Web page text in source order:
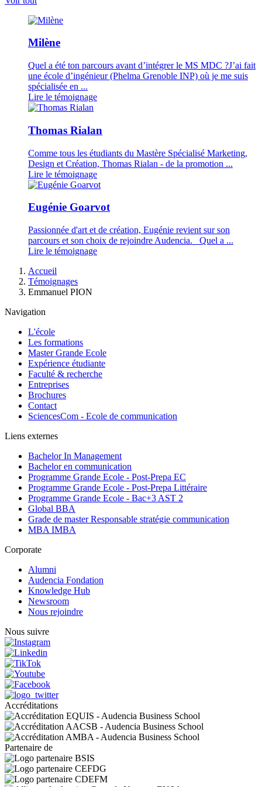
Milène
Quel a été ton parcours avant d’intégrer le MS MDC ?J’ai fait
une école d’ingénieur (Phelma Grenoble INP) où je me suis
spécialisée en ...
Lire le témoignage
Thomas Rialan
Comme tous les étudiants du Mastère Spécialisé Marketing,
Design et Création, Thomas Rialan - de la promotion ...
Lire le témoignage
Eugénie Goarvot
Passionnée d'art et de création, Eugénie revient sur son
parcours et son choix de rejoindre Audencia. Quel a ...
Lire le témoignage
d'Ariane
Accueil
Témoignages
Emmanuel PION
Navigation
L'école
Les formations
Master Grande Ecole
Expérience étudiante
Faculté & recherche
Entreprises
Brochures
Contact
SciencesCom - Ecole de communication
Liens externes
Bachelor In Management
Bachelor en communication
Programme Grande Ecole - Post-Prepa EC
Programme Grande Ecole - Post-Prepa Littéraire
Programme Grande Ecole - Bac+3 AST 2
Global BBA
Grade de master Responsable stratégie communication
MBA IMBA
Corporate
Alumni
Audencia Fondation
Knowledge Hub
Newsroom
Nous rejoindre
Nous suivre
Accréditations
Partenaire de